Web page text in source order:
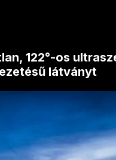
122°-os
látványt